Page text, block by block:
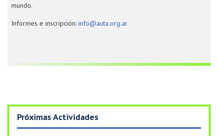
mundo.
Informes e inscripción: info@auta.org.ar
Próximas Actividades